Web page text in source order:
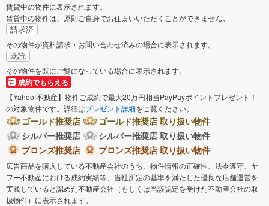
賃貸中の物件に表示されます。
賃貸中の物件は、原則ご自身でお住まいいただくことができません。
請求済
その物件が資料請求・お問い合わせ済みの場合に表示されます。
既読
その物件を既にご覧になっている場合に表示されます。
成約でもらえる
【Yahoo!不動産】物件ご成約で最大20万円相当PayPayポイントプレゼント！
の対象物件です。詳細はプレゼント詳細をご覧ください。
ゴールド推奨店
ゴールド推奨店 取り扱い物件
シルバー推奨店
シルバー推奨店 取り扱い物件
ブロンズ推奨店
ブロンズ推奨店 取り扱い物件
広告商品を購入している不動産会社のうち、物件情報の正確性、法令遵守、ヤ
フー不動産における成約実績等、当社所定の基準を満たした優良な店舗運営を
実践していると認めた不動産会社（もしくは当該認定を受けた不動産会社の取
扱物件）に表示されます。